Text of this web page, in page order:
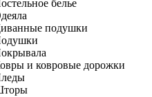
белье
подушки
и ковровые дорожки